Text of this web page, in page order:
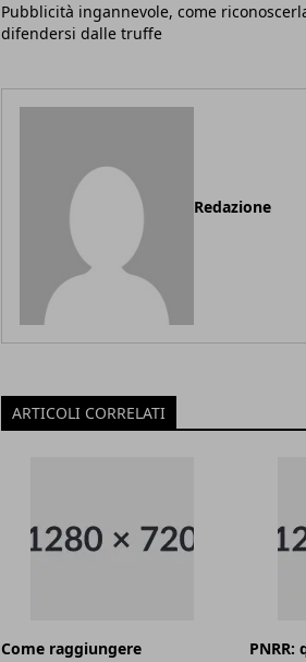
Pubblicità ingannevole, come
difendersi dalle truffe
Redazione
ARTICOLI CORRELATI
Come raggiungere